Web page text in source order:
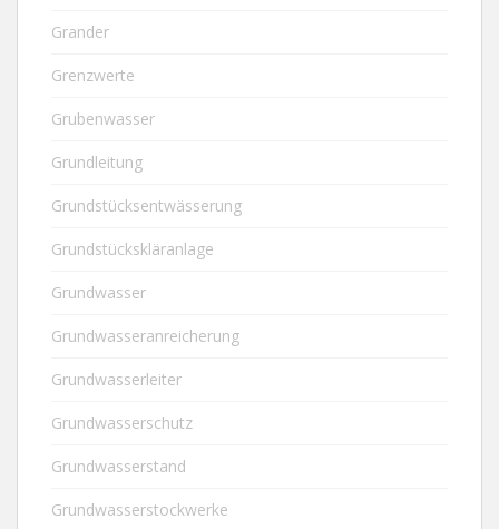
Grander
Grenzwerte
Grubenwasser
Grundleitung
Grundstücksentwässerung
Grundstückskläranlage
Grundwasser
Grundwasseranreicherung
Grundwasserleiter
Grundwasserschutz
Grundwasserstand
Grundwasserstockwerke